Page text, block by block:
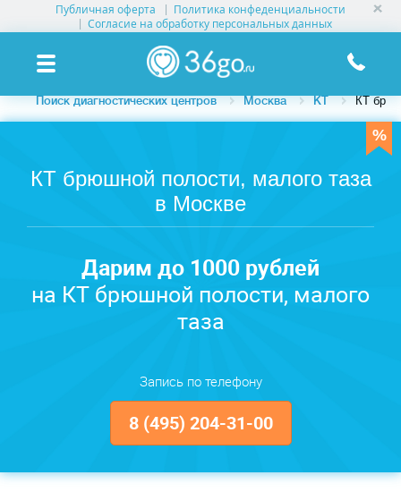
Публичная оферта
Политика конфеденциальности
Согласие на обработку персональных данных
УСЛУГИ КЛИНИК
КЛИНИКИ НА КАРТЕ
ПАМЯТКА ПАЦИЕНТУ
Поиск диагностических центров Москва КТ КТ
КТ брюшной полости, малого таза
в Москве
Дарим до 1000 рублей
на КТ брюшной полости, малого
таза
Запись по телефону
8 (495) 204-31-00